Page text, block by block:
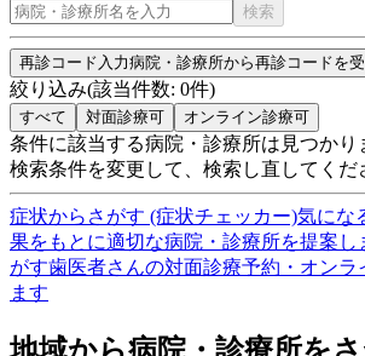
検索
再診コード入力病院・診療所から再診コードを
絞り込み(該当件数: 0件)
すべて 対面診療可 オンライン診療可
条件に該当する病院・診療所は見つかり
検索条件を変更して、検索し直してくだ
症状からさがす (症状チェッカー)気にな
果をもとに適切な病院・診療所を提案し
がす歯医者さんの対面診療予約・オンラ
ます
地域から病院・診療所を